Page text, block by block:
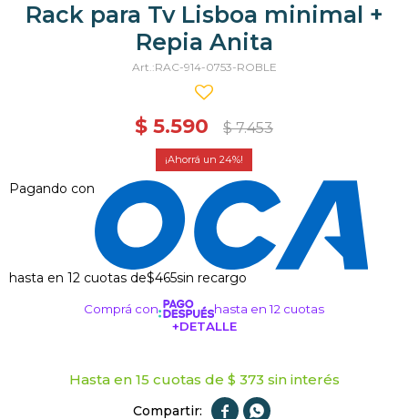
Rack para Tv Lisboa minimal +
Repia Anita
RAC-914-0753-ROBLE
$ 5.590 $ 7.453
24
Pagando con
hasta en 12 cuotas de$465sin recargo
Comprá con
hasta en 12 cuotas
+DETALLE
Hasta en 15 cuotas de $ 373 sin interés
 